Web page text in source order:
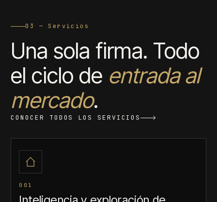
03 — Servicios
Una sola firma. Todo
el ciclo de entrada al
mercado.
CONOCER TODOS LOS SERVICIOS
001